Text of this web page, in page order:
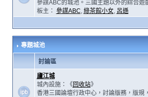
參謀ABC的城池。三國主題以外的綜合
板主： 參謀ABC, 綠茶館小女, 呂遜
專題城池
討論區
廬江城
城內設施：《回收站》
香港三國論壇行政中心，討論版務，版規